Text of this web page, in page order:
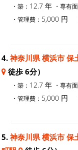
・築： 12.7 年 ・専有
・管理費： 5,000 円
4. 神奈川県 横浜市 保
徒歩 6分）
・築： 12.7 年 ・専有
・管理費： 5,000 円
5. 神奈川県 横浜市 保